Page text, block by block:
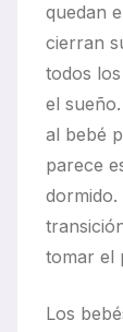
quedan
cierran
todos
el
al bebé
parece
tomar el
Los